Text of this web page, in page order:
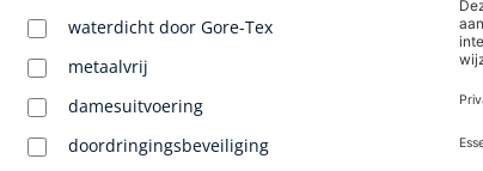
waterdicht door Gore-Tex
metaalvrij
damesuitvoering
doordringingsbeveiliging